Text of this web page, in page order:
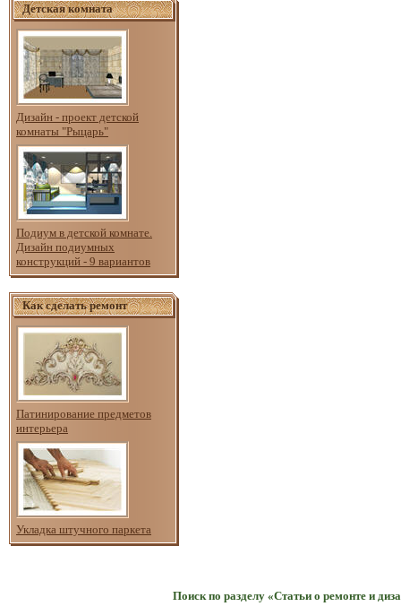
Детская комната
Дизайн - проект детской
комнаты "Рыцарь"
Подиум в детской комнате.
Дизайн подиумных
конструкций - 9 вариантов
Как сделать ремонт
Патинирование предметов
интерьера
Укладка штучного паркета
Поиск по разделу «Статьи о ремонте и